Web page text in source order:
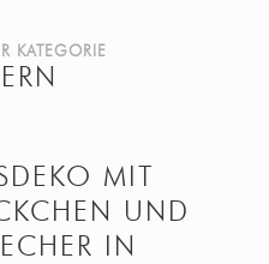
KATEGORIE
MIT
UND
IN